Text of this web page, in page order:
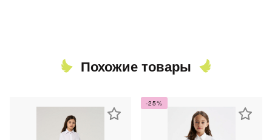
Похожие товары
-25%